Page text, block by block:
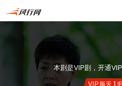
本剧是VIP剧，开通